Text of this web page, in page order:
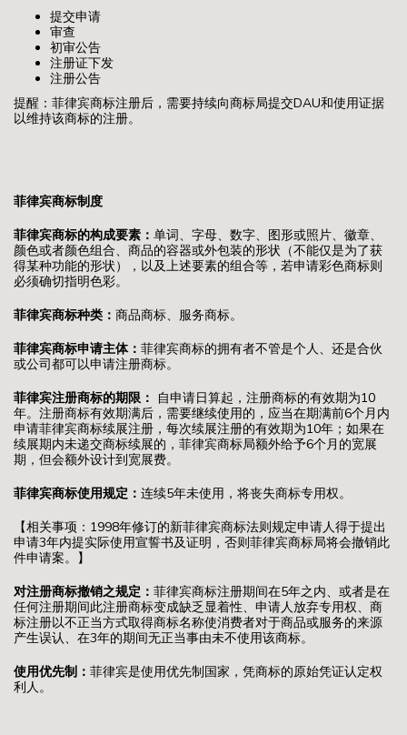
提交申请
审查
初审公告
注册证下发
注册公告
提醒：菲律宾商标注册后，需要持续向商标局提交DAU和使用证据
以维持该商标的注册。
菲律宾商标制度
菲律宾商标的构成要素： 单词、字母、数字、图形或照片、徽章、
颜色或者颜色组合、商品的容器或外包装的形状（不能仅是为了获
得某种功能的形状），以及上述要素的组合等，若申请彩色商标则
必须确切指明色彩。
菲律宾商标种类： 商品商标、服务商标。
菲律宾商标申请主体： 菲律宾商标的拥有者不管是个人、还是合伙
或公司都可以申请注册商标。
菲律宾注册商标的期限： 自申请日算起，注册商标的有效期为10
年。注册商标有效期满后，需要继续使用的，应当在期满前6个月内
申请菲律宾商标续展注册，每次续展注册的有效期为10年；如果在
续展期内未递交商标续展的，菲律宾商标局额外给予6个月的宽展
期，但会额外设计到宽展费。
菲律宾商标使用规定： 连续5年未使用，将丧失商标专用权。
【相关事项：1998年修订的新菲律宾商标法则规定申请人得于提出
申请3年内提实际使用宣誓书及证明，否则菲律宾商标局将会撤销此
件申请案。】
对注册商标撤销之规定： 菲律宾商标注册期间在5年之内、或者是在
任何注册期间此注册商标变成缺乏显着性、申请人放弃专用权、商
标注册以不正当方式取得商标名称使消费者对于商品或服务的来源
产生误认、在3年的期间无正当事由未不使用该商标。
使用优先制： 菲律宾是使用优先制国家，凭商标的原始凭证认定权
利人。